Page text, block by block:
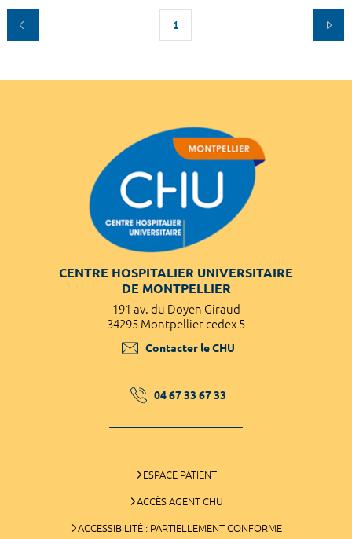
1
CENTRE HOSPITALIER UNIVERSITAIRE
DE MONTPELLIER
191 av. du Doyen Giraud
34295 Montpellier cedex 5
Contacter le CHU
04 67 33 67 33
ESPACE PATIENT
ACCÈS AGENT CHU
ACCESSIBILITÉ : PARTIELLEMENT CONFORME